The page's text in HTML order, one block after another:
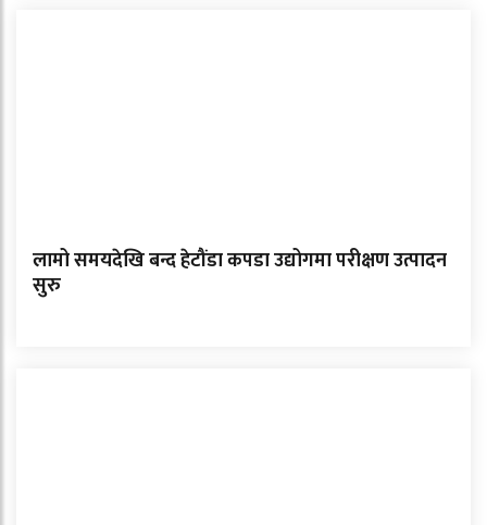
लामो समयदेखि बन्द हेटौंडा कपडा उद्योगमा परीक्षण उत्पादन
सुरु